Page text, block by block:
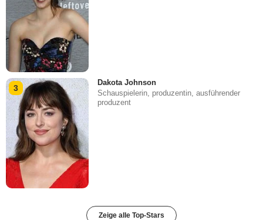
3
Dakota Johnson
Schauspielerin, produzentin, ausführender
produzent
Zeige alle Top-Stars